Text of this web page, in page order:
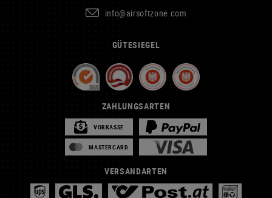
info@airsoftzone.com
GÜTESIEGEL
ZAHLUNGSARTEN
VORKASSE
MASTERCARD
VERSANDARTEN